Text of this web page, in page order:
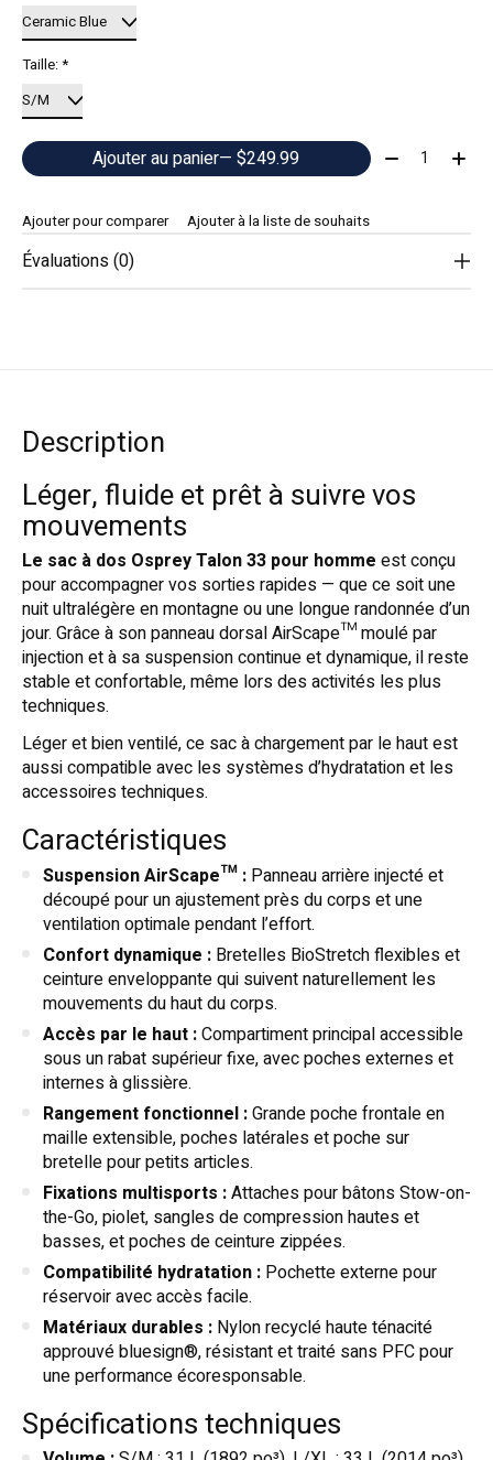
Taille:*
Ajouter au panier — $249.99 Quantité:
Ajouter pour comparer Ajouter à la liste de souhaits
Évaluations (0)
Description
Léger, fluide et prêt à suivre vos
mouvements
Le sac à dos Osprey Talon 33 pour homme est conçu
pour accompagner vos sorties rapides — que ce soit une
nuit ultralégère en montagne ou une longue randonnée d’un
jour. Grâce à son panneau dorsal AirScape™ moulé par
injection et à sa suspension continue et dynamique, il reste
stable et confortable, même lors des activités les plus
techniques.
Léger et bien ventilé, ce sac à chargement par le haut est
aussi compatible avec les systèmes d’hydratation et les
accessoires techniques.
Caractéristiques
Suspension AirScape™ : Panneau arrière injecté et
découpé pour un ajustement près du corps et une
ventilation optimale pendant l’effort.
Confort dynamique : Bretelles BioStretch flexibles et
ceinture enveloppante qui suivent naturellement les
mouvements du haut du corps.
Accès par le haut :Compartiment principal accessible
sous un rabat supérieur fixe, avec poches externes et
internes à glissière.
Rangement fonctionnel :Grande poche frontale en
maille extensible, poches latérales et poche sur
bretelle pour petits articles.
Fixations multisports :Attaches pour bâtons Stow-on-
the-Go, piolet, sangles de compression hautes et
basses, et poches de ceinture zippées.
Compatibilité hydratation : Pochette externe pour
réservoir avec accès facile.
Matériaux durables : Nylon recyclé haute ténacité
approuvé bluesign®, résistant et traité sans PFC pour
une performance écoresponsable.
Spécifications techniques